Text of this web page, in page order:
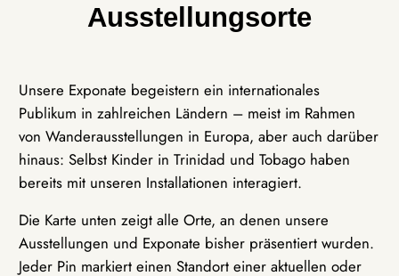
Ausstellungsorte
Unsere Exponate begeistern ein internationales
Publikum in zahlreichen Ländern – meist im Rahmen
von Wanderausstellungen in Europa, aber auch darüber
hinaus: Selbst Kinder in Trinidad und Tobago haben
bereits mit unseren Installationen interagiert.
Die Karte unten zeigt alle Orte, an denen unsere
Ausstellungen und Exponate bisher präsentiert wurden.
Jeder Pin markiert einen Standort einer aktuellen oder